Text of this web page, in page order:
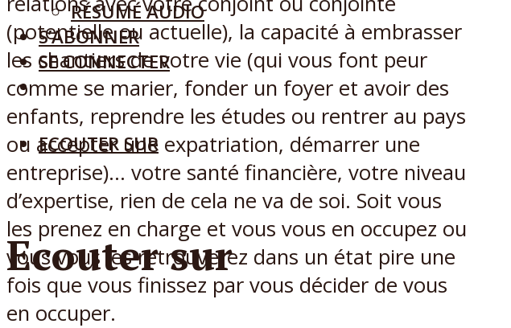
RÉSUMÉ AUDIO
S’ABONNER
SE CONNECTER
ECOUTER SUR
Ecouter sur
(potentielle ou actuelle), la capacité à embrasser
les chantiers de votre vie (qui vous font peur
comme se marier, fonder un foyer et avoir des
enfants, reprendre les études ou rentrer au pays
ou accepter une expatriation, démarrer une
entreprise)… votre santé financière, votre niveau
d’expertise, rien de cela ne va de soi. Soit vous
les prenez en charge et vous vous en occupez ou
vous vous les retrouverez dans un état pire une
fois que vous finissez par vous décider de vous
en occuper.